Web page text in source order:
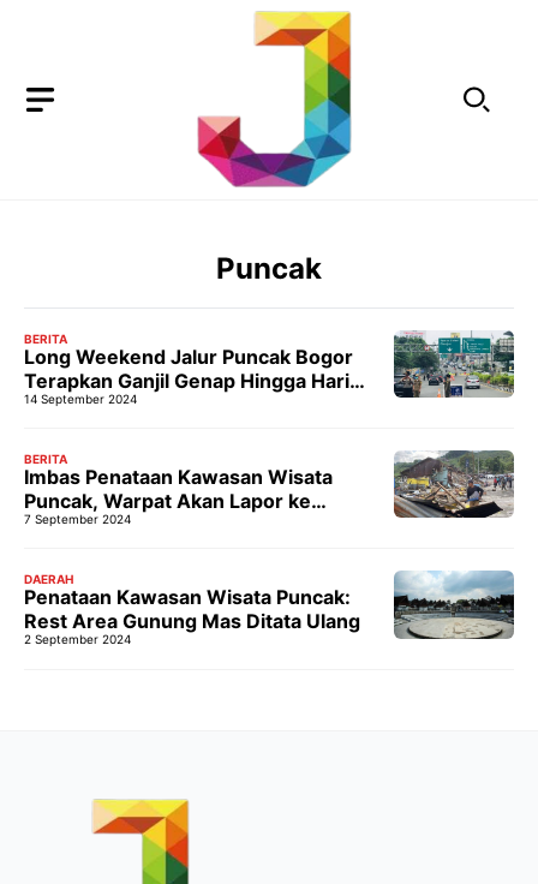
Puncak
BERITA
Long Weekend Jalur Puncak Bogor
Terapkan Ganjil Genap Hingga Hari
Senin
14 September 2024
BERITA
Imbas Penataan Kawasan Wisata
Puncak, Warpat Akan Lapor ke
Ombudsman
7 September 2024
DAERAH
Penataan Kawasan Wisata Puncak:
Rest Area Gunung Mas Ditata Ulang
2 September 2024